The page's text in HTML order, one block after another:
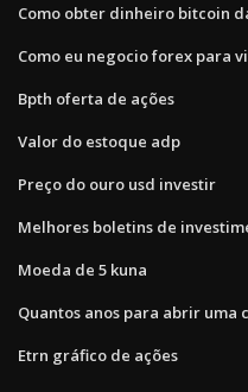
Como obter dinheiro bitcoin
Como eu negocio forex para
Bpth oferta de ações
Valor do estoque adp
Preço do ouro usd investir
Melhores boletins de
Moeda de 5 kuna
Quantos anos para abrir
Etrn gráfico de ações